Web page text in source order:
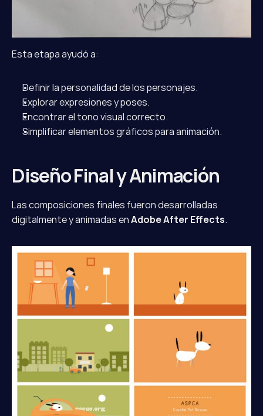
Esta etapa ayudó a:
Definir la personalidad de los personajes.
Explorar expresiones y poses.
Encontrar el tono visual correcto.
Simplificar elementos gráficos para animación.
Diseño Final y Animación
Las composiciones finales fueron desarrolladas
digitalmente y animadas en Adobe After Effects.